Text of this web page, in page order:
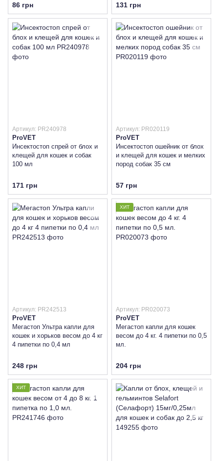
86 грн 131 грн
Артикул: PR240978
ProVET
Инсектостоп спрей от блох и
клещей для кошек и собак
100 мл
171 грн
Артикул: PR020119
ProVET
Инсектостоп ошейник от блох
и клещей для кошек и мелких
пород собак 35 см
57 грн
Артикул: PR242513
ProVET
Мегастоп Ультра капли для
кошек и хорьков весом до 4 кг
4 пипетки по 0,4 мл
248 грн
ХИТ
Артикул: PR020073
ProVET
Мегастоп капли для кошек
весом до 4 кг. 4 пипетки по 0,5
мл.
204 грн
ХИТ